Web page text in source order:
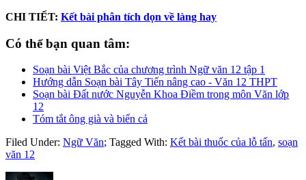
CHI TIẾT: Kết bài phân tích dọn về làng hay
Có thể bạn quan tâm:
Soạn bài Việt Bắc của chương trình Ngữ văn 12 tập 1
Hướng dẫn Soạn bài Tây Tiến nâng cao - Văn 12 THPT
Soạn bài Đất nước Nguyễn Khoa Điềm trong môn Văn lớp
12
Tóm tắt ông già và biển cả
Filed Under: Ngữ Văn; Tagged With: Kết bài thuốc của lỗ tấn, soạn
văn 12